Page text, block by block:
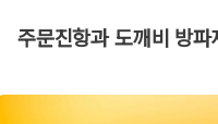
주문진항과 도깨비 방